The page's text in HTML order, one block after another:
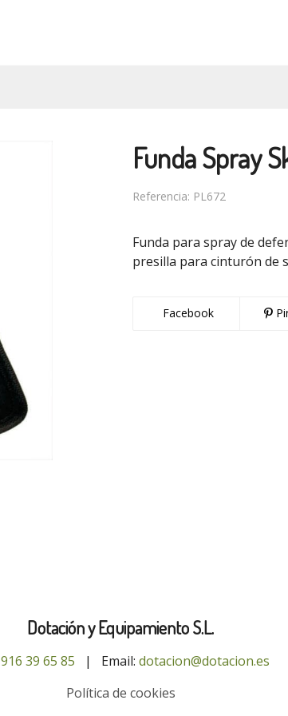
Funda Spray
Referencia: PL672
Funda para spray de
presilla para cinturón de
Facebook
Dotación y Equipamiento S.L.
916 39 65 85 | Email: dotacion@dotacion.es
Política de cookies